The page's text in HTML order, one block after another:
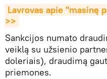
Lavrovas apie "masinę
>>
Sankcijos numato
veiklą su užsienio
doleriais), draudimą
priemones.